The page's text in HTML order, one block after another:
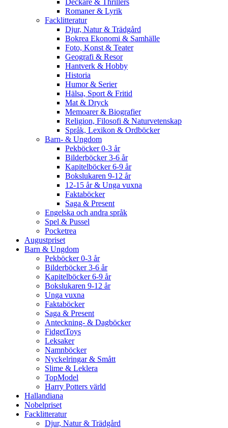
Deckare & Thrillers
Romaner & Lyrik
Facklitteratur
Djur, Natur & Trädgård
Bokrea Ekonomi & Samhälle
Foto, Konst & Teater
Geografi & Resor
Hantverk & Hobby
Historia
Humor & Serier
Hälsa, Sport & Fritid
Mat & Dryck
Memoarer & Biografier
Religion, Filosofi & Naturvetenskap
Språk, Lexikon & Ordböcker
Barn- & Ungdom
Pekböcker 0-3 år
Bilderböcker 3-6 år
Kapitelböcker 6-9 år
Bokslukaren 9-12 år
12-15 år & Unga vuxna
Faktaböcker
Saga & Present
Engelska och andra språk
Spel & Pussel
Pocketrea
Augustpriset
Barn & Ungdom
Pekböcker 0-3 år
Bilderböcker 3-6 år
Kapitelböcker 6-9 år
Bokslukaren 9-12 år
Unga vuxna
Faktaböcker
Saga & Present
Anteckning- & Dagböcker
FidgetToys
Leksaker
Namnböcker
Nyckelringar & Smått
Slime & Leklera
TopModel
Harry Potters värld
Hallandiana
Nobelpriset
Facklitteratur
Djur, Natur & Trädgård